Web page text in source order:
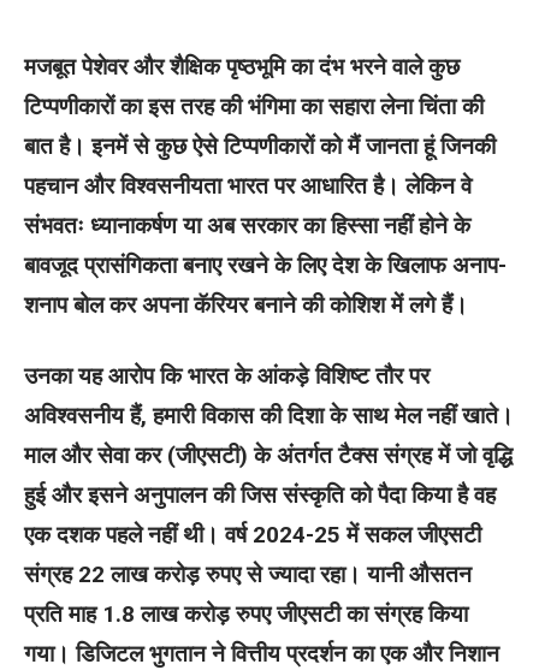
मजबूत पेशेवर और शैक्षिक पृष्ठभूमि का दंभ भरने वाले कुछ
टिप्पणीकारों का इस तरह की भंगिमा का सहारा लेना चिंता की
बात है। इनमें से कुछ ऐसे टिप्पणीकारों को मैं जानता हूं जिनकी
पहचान और विश्वसनीयता भारत पर आधारित है। लेकिन वे
संभवतः ध्यानाकर्षण या अब सरकार का हिस्सा नहीं होने के
बावजूद प्रासंगिकता बनाए रखने के लिए देश के खिलाफ अनाप-
शनाप बोल कर अपना कॅरियर बनाने की कोशिश में लगे हैं।
उनका यह आरोप कि भारत के आंकड़े विशिष्ट तौर पर
अविश्वसनीय हैं, हमारी विकास की दिशा के साथ मेल नहीं खाते।
माल और सेवा कर (जीएसटी) के अंतर्गत टैक्स संग्रह में जो वृद्धि
हुई और इसने अनुपालन की जिस संस्कृति को पैदा किया है वह
एक दशक पहले नहीं थी। वर्ष 2024-25 में सकल जीएसटी
संग्रह 22 लाख करोड़ रुपए से ज्यादा रहा। यानी औसतन
प्रति माह 1.8 लाख करोड़ रुपए जीएसटी का संग्रह किया
गया। डिजिटल भुगतान ने वित्तीय प्रदर्शन का एक और निशान